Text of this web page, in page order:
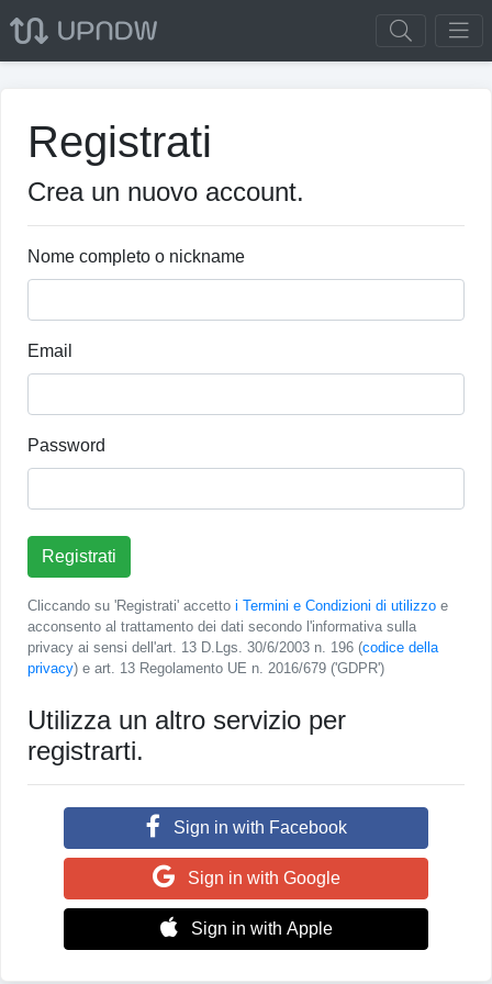
Registrati
Crea un nuovo account.
Nome completo o nickname
Email
Password
Registrati
Cliccando su 'Registrati' accetto i Termini e Condizioni di utilizzo e
acconsento al trattamento dei dati secondo l'informativa sulla
privacy ai sensi dell'art. 13 D.Lgs. 30/6/2003 n. 196 (codice della
privacy) e art. 13 Regolamento UE n. 2016/679 ('GDPR')
Utilizza un altro servizio per
registrarti.
Sign in with Facebook
Sign in with Google
Sign in with Apple